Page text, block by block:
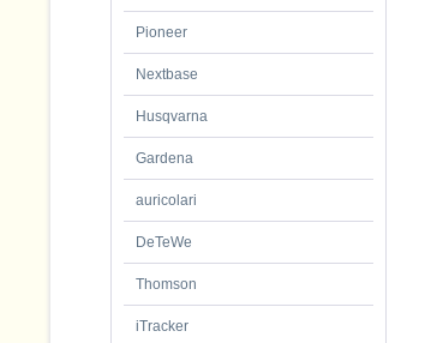
Pioneer
Nextbase
Husqvarna
Gardena
auricolari
DeTeWe
Thomson
iTracker